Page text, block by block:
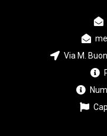
Via M.